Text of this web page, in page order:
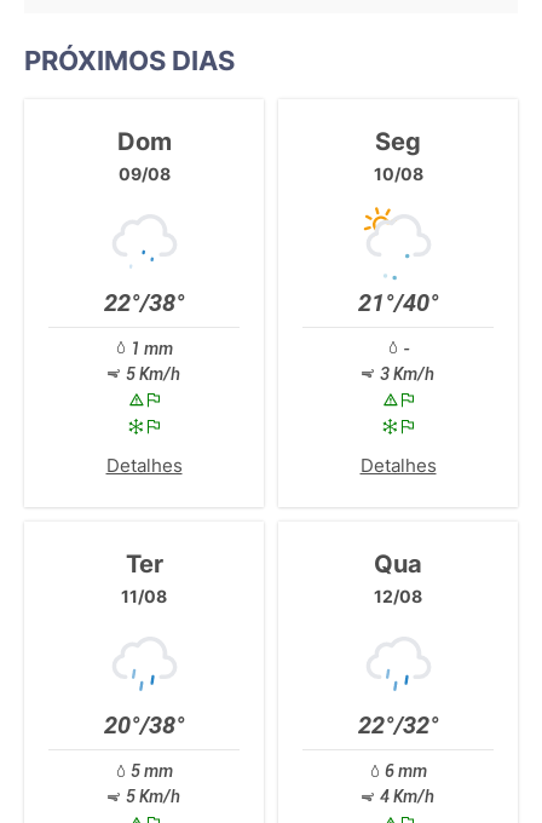
PRÓXIMOS DIAS
Dom
09/08
22°/38°
1 mm
5 Km/h
Detalhes
Seg
10/08
21°/40°
-
3 Km/h
Detalhes
Ter
11/08
20°/38°
5 mm
5 Km/h
Qua
12/08
22°/32°
6 mm
4 Km/h